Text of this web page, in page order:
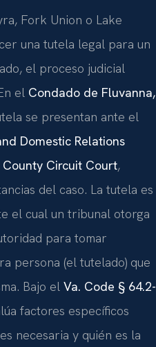
Fork Union o Lake
una tutela legal para un
el proceso judicial
el Condado de Fluvanna,
se presentan ante el
Domestic Relations
County Circuit Court,
del caso. La tutela es
el cual un tribunal otorga
para tomar
persona (el tutelado) que
Bajo el Va. Code § 64.2-
factores específicos
necesaria y quién es la